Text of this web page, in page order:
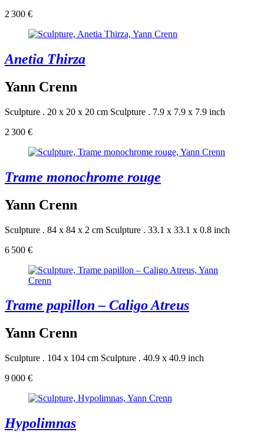
2 300 €
Anetia Thirza
Yann Crenn
Sculpture . 20 x 20 x 20 cm Sculpture . 7.9 x 7.9 x 7.9 inch
2 300 €
Trame monochrome rouge
Yann Crenn
Sculpture . 84 x 84 x 2 cm Sculpture . 33.1 x 33.1 x 0.8 inch
6 500 €
Trame papillon – Caligo Atreus
Yann Crenn
Sculpture . 104 x 104 cm Sculpture . 40.9 x 40.9 inch
9 000 €
Hypolimnas